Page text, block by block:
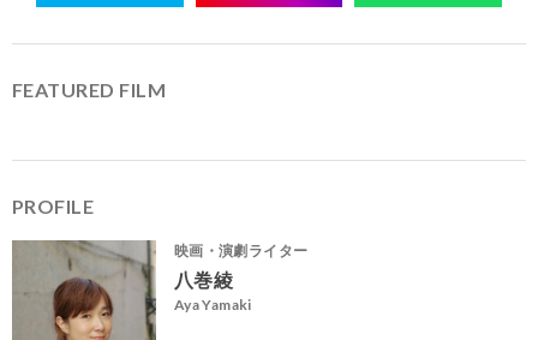
FEATURED FILM
PROFILE
映画・演劇ライター
八巻綾
Aya Yamaki